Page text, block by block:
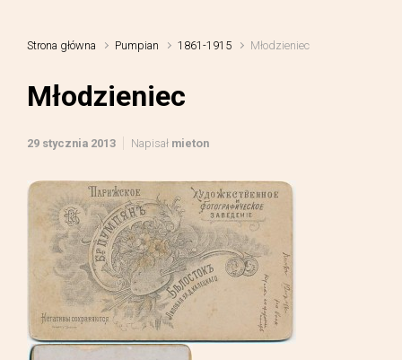
Strona główna Pumpian 1861-1915 Młodzieniec
Młodzieniec
29 stycznia 2013 Napisał mieton